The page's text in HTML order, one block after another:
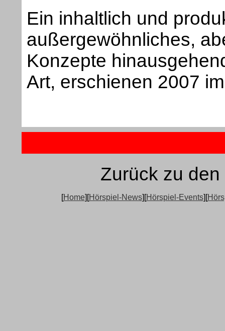
Ein inhaltlich und
außergewöhnliches,
Konzepte
Art, erschienen 2007
Zurück zu den
[Home][Hörspiel-News][Hörspiel-Events][